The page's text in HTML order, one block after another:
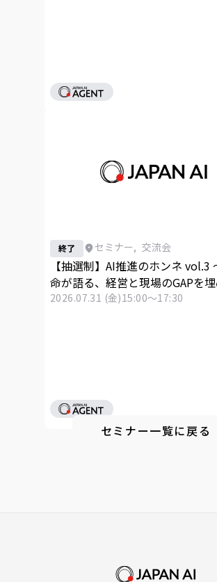
終了 セミナー, 交流会
【抽選制】AI推進のホンネ vol.3
命が語る、経営と現場のGAPを
法〜
2026.07.31 (金)15:00～17:30
セミナー一覧に戻る